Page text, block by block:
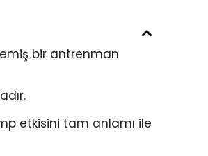
bir antrenman
etkisini tam anlamı ile